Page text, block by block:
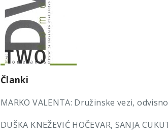
Članki
MARKO VALENTA: Družinske vezi,
DUŠKA KNEŽEVIĆ HOČEVAR, SANJA